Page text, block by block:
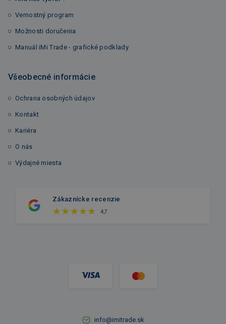
Vernostný program
Možnosti doručenia
Manuál iMi Trade - grafické podklady
Všeobecné informácie
Ochrana osobných údajov
Kontakt
Kariéra
O nás
Výdajné miesta
Zákaznícke recenzie
4,7
info@imitrade.sk